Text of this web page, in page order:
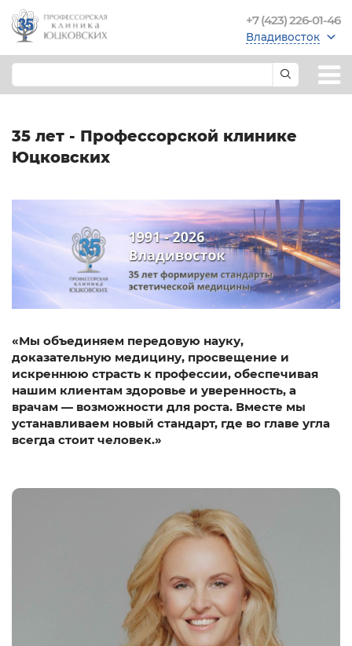
+7 (423) 226-01-46
Владивосток
35 лет - Профессорской клинике
Юцковских
«Мы объединяем передовую науку,
доказательную медицину, просвещение и
искреннюю страсть к профессии, обеспечивая
нашим клиентам здоровье и уверенность, а
врачам — возможности для роста. Вместе мы
устанавливаем новый стандарт, где во главе угла
всегда стоит человек.»